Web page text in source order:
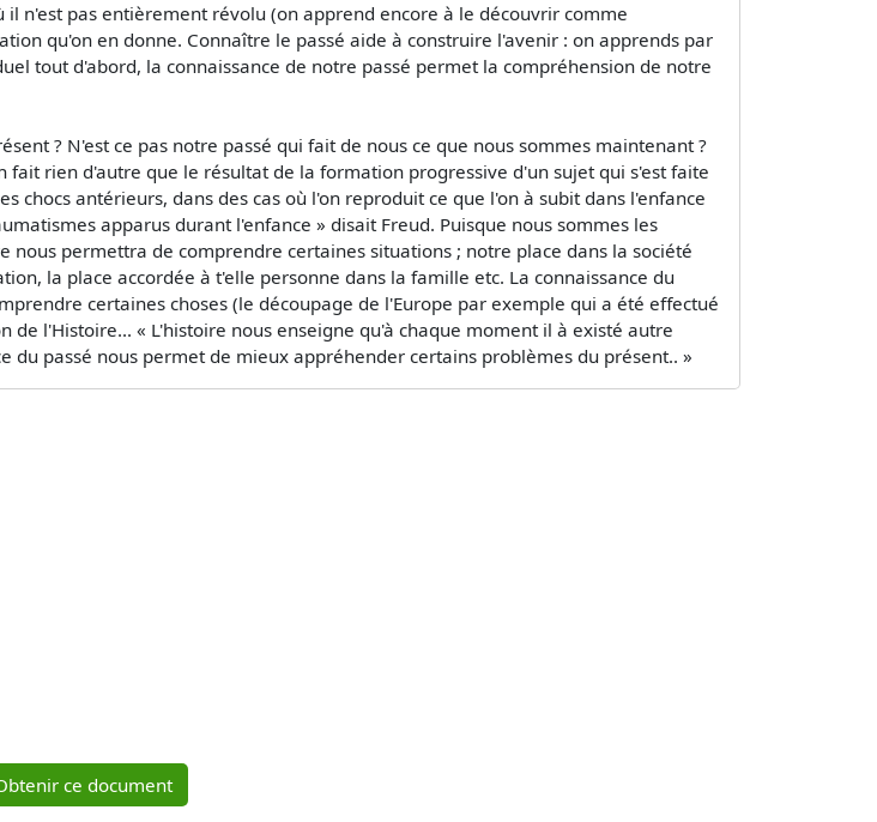
n'est pas entièrement révolu (on apprend encore à le découvrir comme
qu'on en donne. Connaître le passé aide à construire l'avenir : on apprends par
tout d'abord, la connaissance de notre passé permet la compréhension de notre
? N'est ce pas notre passé qui fait de nous ce que nous sommes maintenant ?
fait rien d'autre que le résultat de la formation progressive d'un sujet qui s'est faite
chocs antérieurs, dans des cas où l'on reproduit ce que l'on à subit dans l'enfance
apparus durant l'enfance » disait Freud. Puisque nous sommes les
permettra de comprendre certaines situations ; notre place dans la société
la place accordée à t'elle personne dans la famille etc. La connaissance du
certaines choses (le découpage de l'Europe par exemple qui a été effectué
l'Histoire... « L'histoire nous enseigne qu'à chaque moment il à existé autre
du passé nous permet de mieux appréhender certains problèmes du présent.. »
ce document